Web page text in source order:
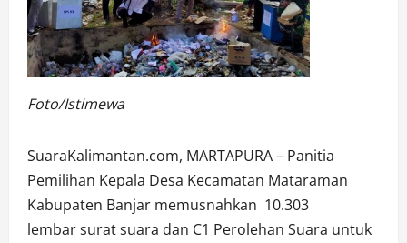
Foto/Istimewa
SuaraKalimantan.com, MARTAPURA – Panitia
Pemilihan Kepala Desa Kecamatan Mataraman
Kabupaten Banjar memusnahkan 10.303
lembar surat suara dan C1 Perolehan Suara untuk